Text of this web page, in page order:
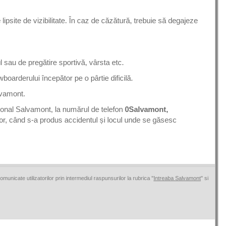
de vizibilitate. În caz de căzătură, trebuie să degajeze
sau de pregătire sportivă, vârsta etc.
începător pe o pârtie dificilă.
Salvamont, la numărul de telefon 0Salvamont,
când s-a produs accidentul și locul unde se găsesc
utilizatorilor prin intermediul raspunsurilor la rubrica "Intreaba Salvamont" si